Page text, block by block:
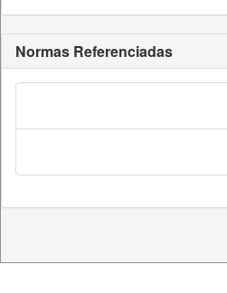
Normas Referenciadas